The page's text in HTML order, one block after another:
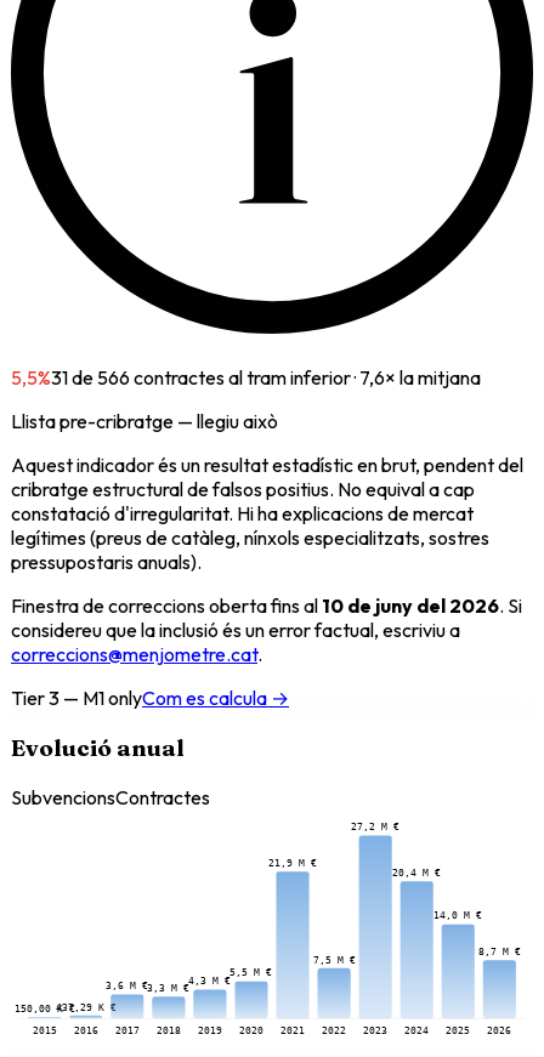
i
5,5%31de 566contractes al tram inferior· 7,6× la mitjana
Llista pre-cribratge — llegiu això
Aquest indicador és un resultat estadístic en brut, pendent del
cribratge estructural de falsos positius. No equival a cap
constatació d'irregularitat. Hi ha explicacions de mercat
legítimes (preus de catàleg, nínxols especialitzats, sostres
pressupostaris anuals).
Finestra de correccions oberta fins al 10 de juny del 2026. Si
considereu que la inclusió és un error factual, escriviu a
correccions@menjometre.cat.
Tier 3 — M1 onlyCom es calcula →
Evolució anual
SubvencionsContractes
150,00 K €
2015
437,29 K €
2016
3,6 M €
2017
3,3 M €
2018
4,3 M €
2019
5,5 M €
2020
21,9 M €
2021
7,5 M €
2022
27,2 M €
2023
20,4 M €
2024
14,0 M €
2025
8,7 M €
2026